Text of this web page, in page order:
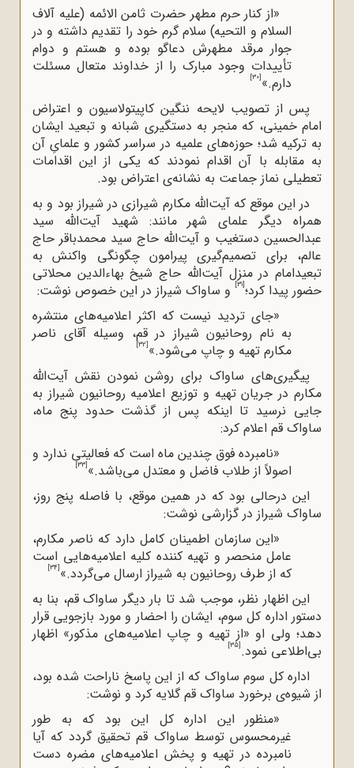
«از کنار حرم مطهر حضرت ثامن الائمه (علیه آلاف
السلام و التحیه) سلام گرم خود را تقدیم داشته و در
جوار مرقد مطهرش دعاگو بوده و هستم و دوام
تأییدات وجود مبارک را از خداوند متعال مسئلت
دارم.»[30]
پس از تصویب لایحه ننگین کاپیتولاسیون و اعتراض
امام خمینی، که منجر به دستگیری شبانه و تبعید ایشان
به ترکیه شد؛ حوزه‌های علمیه در سراسر کشور و علمایِ آن
به مقابله با آن اقدام نمودند که یکی از این اقدامات
تعطیلی نماز جماعت به نشانه‌ی اعتراض بود.
در این موقع که آیت‌الله مکارم شیرازی در شیراز بود و به
همراه دیگر علمای شهر مانند: شهید آیت‌الله‌ سید
عبدالحسین دستغیب و آیت‌الله‌ حاج سید محمدباقر حاج
عالم، برای تصمیم‌گیری پیرامون چگونگی واکنش به
تبعید‌امام در منزل آیت‌الله‌ حاج شیخ بهاءالدین محلاتی
حضور پیدا کرد؛[31] و ساواک شیراز در این خصوص نوشت:
«جای تردید نیست که اکثر اعلامیههای منتشره
به نام روحانیون شیراز در قم، وسیله آقای ناصر
مکارم تهیه و چاپ میشود.»[32]
پیگیری‌های ساواک برای روشن نمودن نقش آیت‌الله‌
مکارم در جریان تهیه و توزیع اعلامیه روحانیون شیراز به
جایی نرسید تا اینکه پس از گذشت حدود پنج ماه،
ساواک قم اعلام کرد:
«نامبرده فوق چندین ماه است که فعالیتی ندارد و
اصولاً از طلاب فاضل و معتدل می‌باشد.»[33]
این درحالی بود که در همین موقع، با فاصله پنج روز،
ساواک شیراز در گزارشی نوشت:
«این سازمان اطمینان کامل دارد که ناصر مکارم،
عامل منحصر و تهیه کننده کلیه اعلامیههایی است
که از طرف روحانیون به شیراز ارسال میگردد.»[34]
این اظهار نظر، موجب شد تا بار دیگر ساواک قم، بنا به
دستور اداره کل سوم، ایشان را احضار و مورد بازجویی قرار
دهد؛ ولی او «از تهیه و چاپ اعلامیههای مذکور» اظهار
بی‌اطلاعی نمود.[35]
اداره کل سوم ساواک که از این پاسخ ناراحت شده بود،
از شیوه‌ی برخورد ساواک قم گلایه کرد و نوشت:
«منظور این اداره کل این بود که به طور
غیرمحسوس توسط ساواک قم تحقیق گردد که آیا
نامبرده در تهیه و پخش اعلامیههای مضره دست